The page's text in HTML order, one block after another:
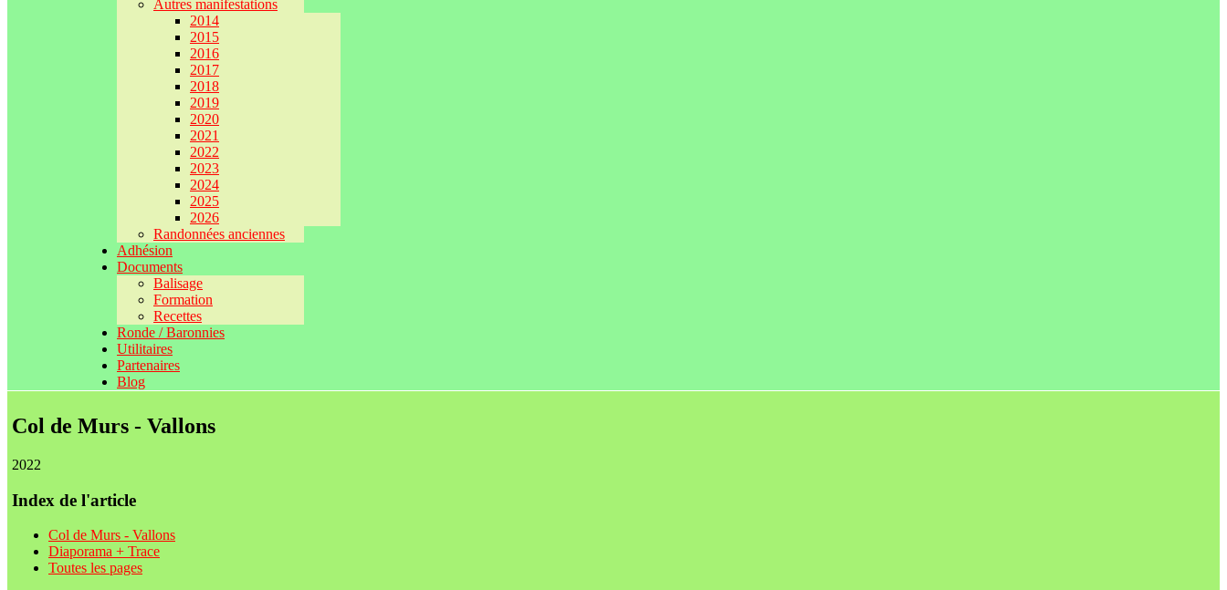
Autres manifestations
2014
2015
2016
2017
2018
2019
2020
2021
2022
2023
2024
2025
2026
Randonnées anciennes
Adhésion
Documents
Balisage
Formation
Recettes
Ronde / Baronnies
Utilitaires
Partenaires
Blog
Col de Murs - Vallons
2022
Index de l'article
Col de Murs - Vallons
Diaporama + Trace
Toutes les pages